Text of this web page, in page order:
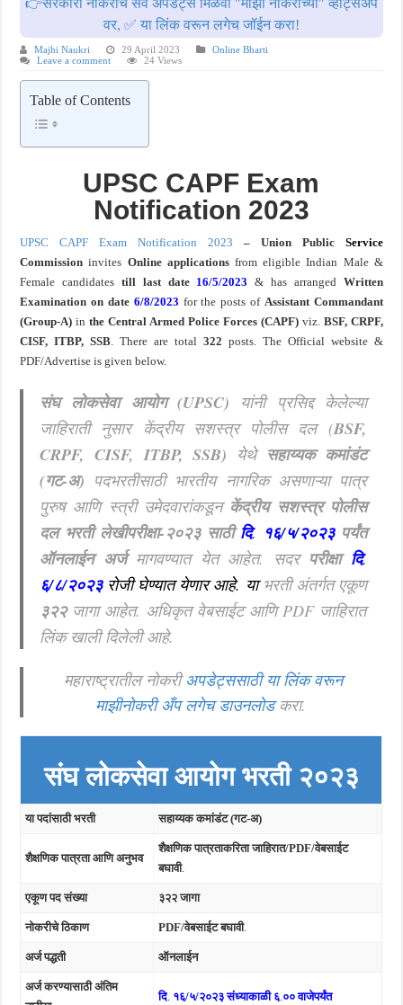
खुशखबर ! नागपूर विद्यापीठ मध्ये १३९ सहायक प्राध्यापक पदांची भरती सुरु ! Nagpur
👉सरकारी नोकरीचे सर्व अपडेट्स मिळवा "माझी नोकरीच्या" व्हॉट्सॲप
वर, ✅ या लिंक वरून लगेच जॉईन करा!
Majhi Naukri 29 April 2023
Online Bharti
Leave a comment
24 Views
Table of Contents
UPSC CAPF Exam
Notification 2023
UPSC CAPF Exam Notification 2023 – Union Public Service
Commissioninvites Online applicationsfrom eligible Indian Male &
Female candidates tilllast date 16/5/2023& has arranged Written
Examination on date 6/8/2023 for the posts of Assistant Commandant
(Group-A) inthe Central Armed Police Forces (CAPF) viz. BSF, CRPF,
CISF, ITBP, SSB. There are total 322 posts. The Official website &
PDF/Advertise is given below.
संघ लोकसेवा आयोग (UPSC) यांनी प्रसिद्द केलेल्या
जाहिराती नुसार केंद्रीय सशस्त्र पोलीस दल (BSF,
CRPF, CISF, ITBP, SSB) येथेसहाय्यक कमांडंट
(गट-अ) पदभरतीसाठी भारतीय नागरिक असणाऱ्या पात्र
पुरुष आणि स्त्री उमेदवारांकडूनकेंद्रीय सशस्त्र पोलीस
दल भरती लेखीपरीक्षा-२०२३ साठीदि. १६/५/२०२३ पर्यंत
ऑनलाईन अर्जमागवण्यात येत आहेत. सदर परीक्षा दि.
६/८/२०२३ रोजी घेण्यात येणार आहे. याभरती अंतर्गत एकूण
३२२ जागा आहेत. अधिकृत वेबसाईट आणि PDF जाहिरात
लिंक खाली दिलेली आहे.
महाराष्ट्रातील नोकरीअपडेट्ससाठी या लिंक वरून
माझीनोकरी अँप लगेच डाउनलोडकरा.
संघ लोकसेवा आयोगभरती २०२३
या पदांसाठी भरती सहाय्यक कमांडंट (गट-अ)
शैक्षणिक पात्रता आणि अनुभव
शैक्षणिक पात्रताकरिता जाहिरात/PDF/वेबसाईट
बघावी.
एकूण पद संख्या ३२२ जागा
नोकरीचे ठिकाण PDF/वेबसाईट बघावी.
अर्ज पद्धती ऑनलाईन
अर्ज करण्यासाठी अंतिम
दि. १६/५/२०२३ संध्याकाळी ६.०० वाजेपर्यंत